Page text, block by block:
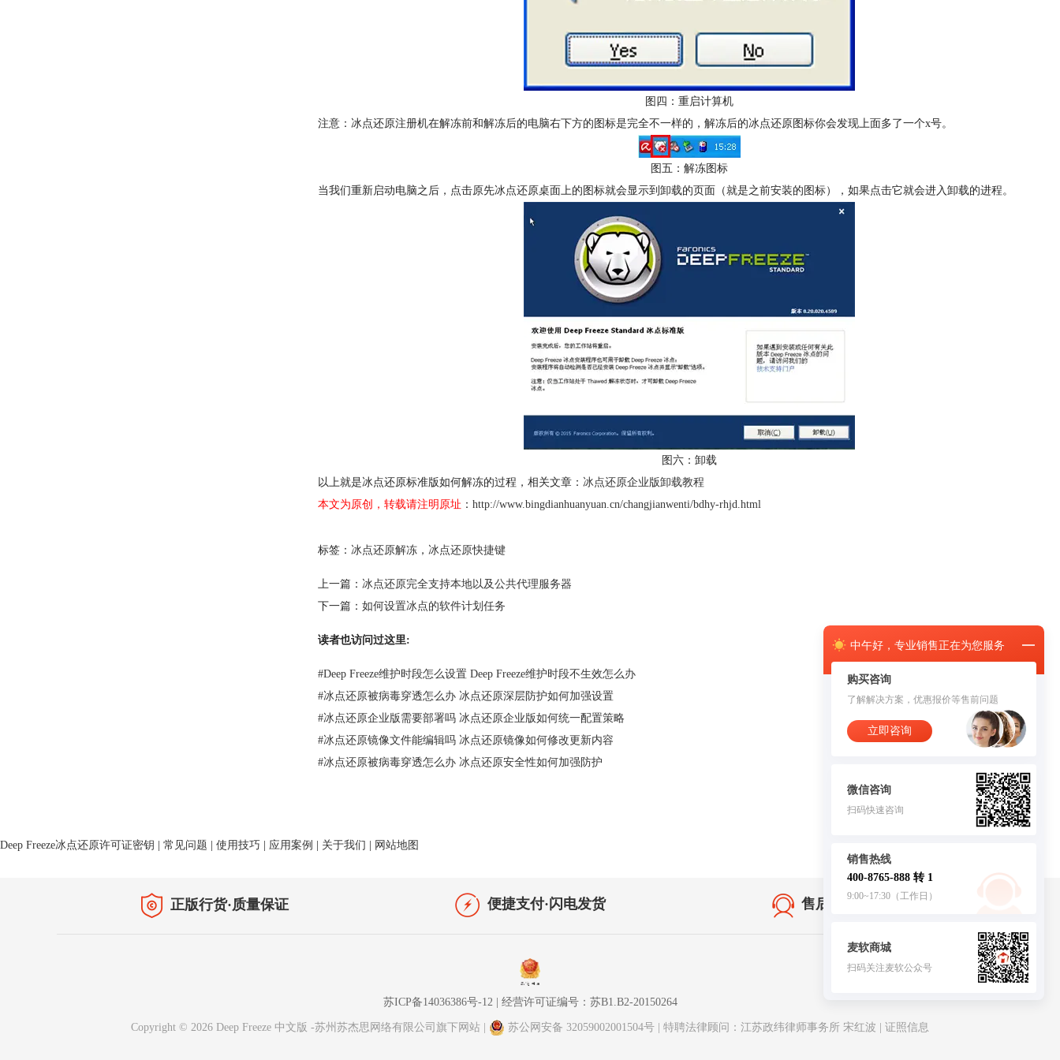
中午好， 专业销售正在为您服务
购买咨询
了解解决方案，优惠报价等售前问题
立即咨询
微信咨询
扫码快速咨询
销售热线
400-8765-888 转 1
9:00~17:30（工作日）
麦软商城
扫码关注麦软公众号
客服
图四：重启计算机
注意：冰点还原注册机在解冻前和解冻后的电脑右下方的图标是完全不一样的，解冻后的冰点还原图标你会发现上面多了一个x号。
图五：解冻图标
当我们重新启动电脑之后，点击原先冰点还原桌面上的图标就会显示到卸载的页面（就是之前安装的图标），如果点击它就会进入卸载的进程。
图六：卸载
以上就是冰点还原标准版如何解冻的过程，相关文章：冰点还原企业版卸载教程
本文为原创，转载请注明原址 ：http://www.bingdianhuanyuan.cn/changjianwenti/bdhy-rhjd.html
标签：冰点还原解冻 ，冰点还原快捷键
上一篇：冰点还原完全支持本地以及公共代理服务器
下一篇：如何设置冰点的软件计划任务
读者也访问过这里:
#Deep Freeze维护时段怎么设置 Deep Freeze维护时段不生效怎么办
#冰点还原被病毒穿透怎么办 冰点还原深层防护如何加强设置
#冰点还原企业版需要部署吗 冰点还原企业版如何统一配置策略
#冰点还原镜像文件能编辑吗 冰点还原镜像如何修改更新内容
#冰点还原被病毒穿透怎么办 冰点还原安全性如何加强防护
Deep Freeze冰点还原许可证密钥 常见问题 使用技巧 应用案例 关于我们 网站地图
正版行货·质量保证 便捷支付·闪电发货 售后无忧·服务保障
苏ICP备14036386号-12 | 经营许可证编号：苏B1.B2-20150264
Copyright © 2026 Deep Freeze 中文版 -苏州苏杰思网络有限公司旗下网站 | 苏公网安备 32059002001504号 | 特聘法律顾问：江苏政纬律师事务所 宋红波 | 证照信息